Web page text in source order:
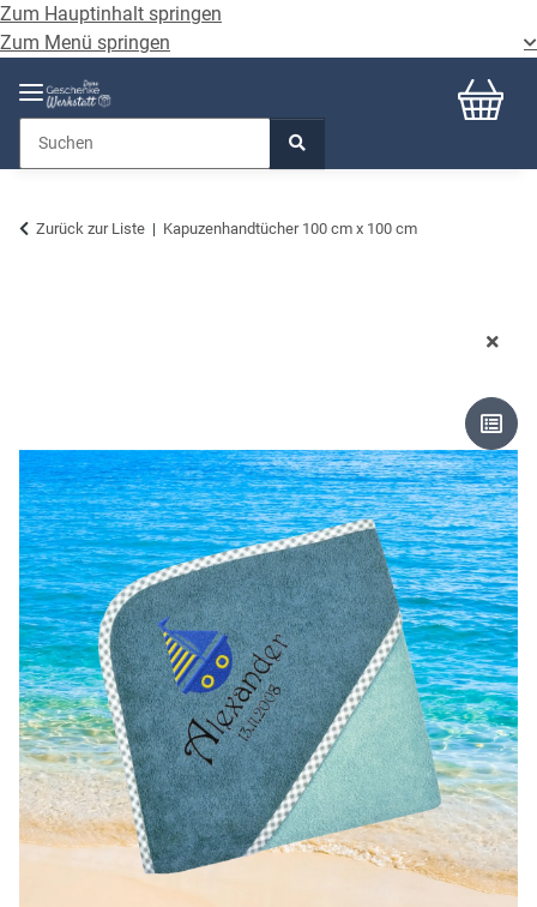
Zum Hauptinhalt springen
Zum Menü springen
Zurück zur Liste Kapuzenhandtücher 100 cm x 100 cm